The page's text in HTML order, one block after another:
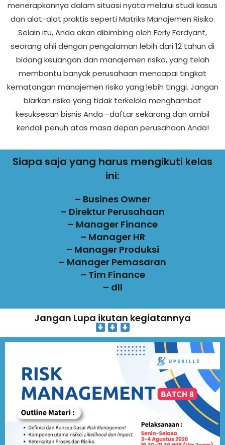
menerapkannya dalam situasi nyata melalui studi kasus
dan alat-alat praktis seperti Matriks Manajemen Risiko.
Selain itu, Anda akan dibimbing oleh Ferly Ferdyant,
seorang ahli dengan pengalaman lebih dari 12 tahun di
bidang keuangan dan manajemen risiko, yang telah
membantu banyak perusahaan mencapai tingkat
kematangan manajemen risiko yang lebih tinggi. Jangan
biarkan risiko yang tidak terkelola menghambat
kesuksesan bisnis Anda—daftar sekarang dan ambil
kendali penuh atas masa depan perusahaan Anda!
Siapa saja yang harus mengikuti kelas
ini:
– Busines Owner
– Direktur Perusahaan
– Manager Finance
– Manager HR
– Manager Produksi
– Manager Pemasaran
– Tim Finance
– dll
Jangan Lupa ikutan kegiatannya